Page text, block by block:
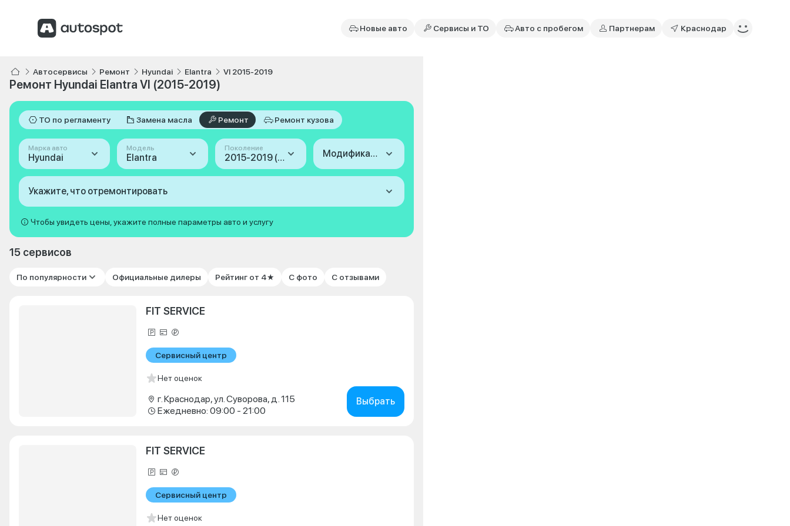
Новые авто Сервисы и ТО Авто с пробегом Партнерам Краснодар
Автосервисы Ремонт Hyundai Elantra VI 2015-2019
Ремонт Hyundai Elantra VI (2015-2019)
ТО по регламенту Замена масла Ремонт Ремонт кузова
Марка авто
Hyundai
Модель
Elantra
Поколение
2015-2019 (VI) Модификация
Укажите, что отремонтировать
Чтобы увидеть цены, укажите полные параметры авто и услугу
15 сервисов
По популярности Официальные дилеры Рейтинг от 4★ С фото С отзывами
FIT SERVICE
Сервисный центр
Нет оценок
г. Краснодар, ул. Суворова, д. 115
Ежедневно: 09:00 - 21:00
Выбрать
FIT SERVICE
Сервисный центр
Нет оценок